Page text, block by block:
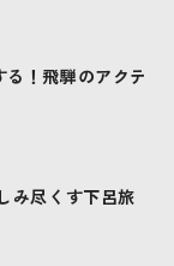
る！飛騨のアクテ
み尽くす下呂旅